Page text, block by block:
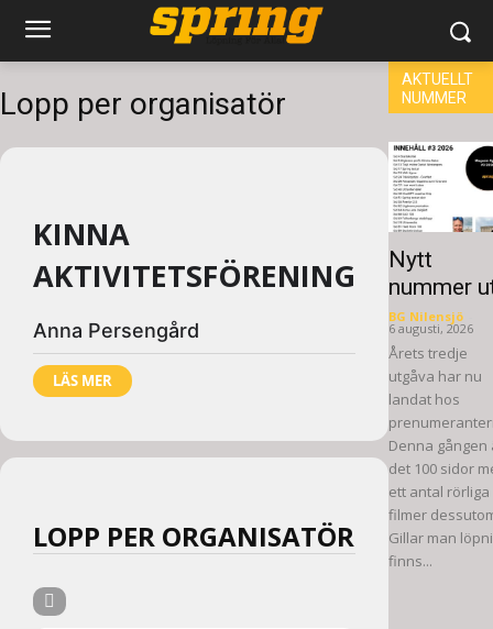
Lopp per organisatör
KINNA
AKTIVITETSFÖRENING
Anna Persengård
LÄS MER
LOPP PER ORGANISATÖR
AKTUELLT
NUMMER
Nytt
nummer
BG Nilensjö
6 augusti, 2026
Årets tredje
utgåva har nu
landat hos
Denna gången
det 100 sidor
ett antal rörliga
filmer
Gillar man
finns...